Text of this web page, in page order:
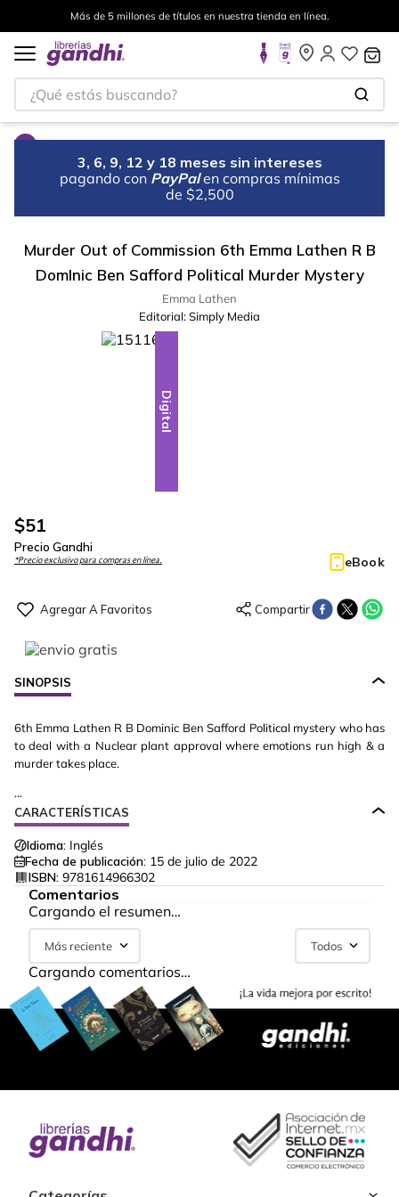
Más de 5 millones de títulos en nuestra tienda en línea.
¿Qué estás buscando?
3, 6, 9, 12 y 18 meses sin intereses
pagando con PayPal en compras mínimas
de $2,500
Murder Out of Commission 6th Emma Lathen R B
DomInic Ben Safford Political Murder Mystery
Emma Lathen
Editorial:Simply Media
Digital
$51
Precio Gandhi
*Precio exclusivo para compras en línea. eBook
SINOPSIS
6th Emma Lathen R B Dominic Ben Safford Political mystery who has
to deal with a Nuclear plant approval where emotions run high & a
murder takes place.
...
CARACTERÍSTICAS
Idioma: Inglés
Fecha de publicación: 15 de julio de 2022
ISBN: 9781614966302
Comentarios
Cargando el resumen…
Más reciente Todos
Cargando comentarios…